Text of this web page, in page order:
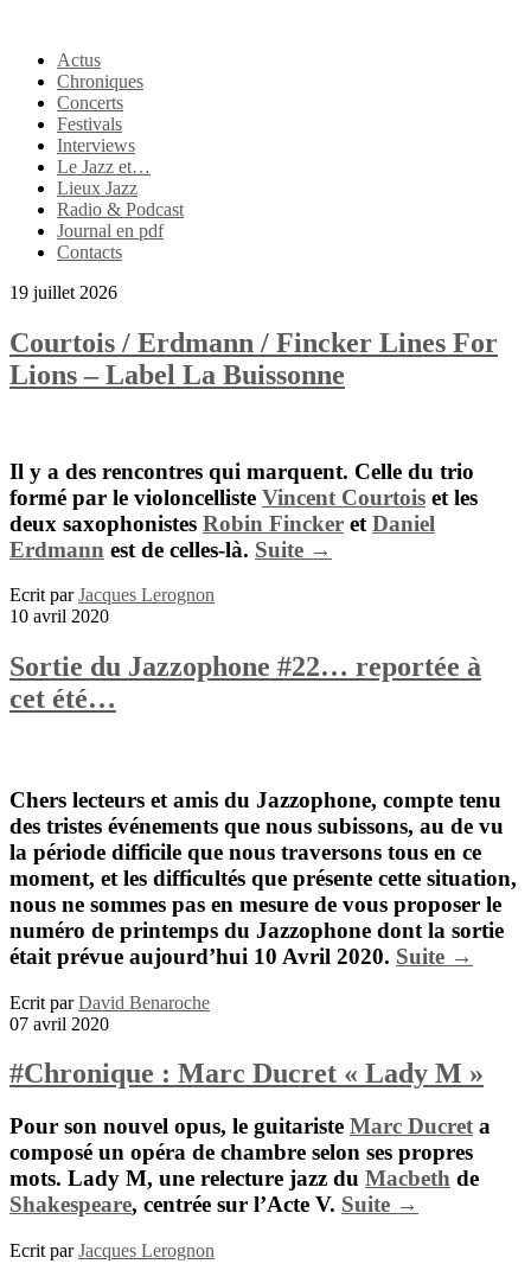
Actus
Chroniques
Concerts
Festivals
Interviews
Le Jazz et…
Lieux Jazz
Radio & Podcast
Journal en pdf
Contacts
19 juillet 2026
Courtois / Erdmann / Fincker Lines For
Lions – Label La Buissonne
Il y a des rencontres qui marquent. Celle du trio
formé par le violoncelliste Vincent Courtois et les
deux saxophonistes Robin Fincker et Daniel
Erdmann est de celles-là. Suite →
Ecrit parJacques Lerognon
10 avril 2020
Sortie du Jazzophone #22… reportée à
cet été…
Chers lecteurs et amis du Jazzophone, compte tenu
des tristes événements que nous subissons, au de vu
la période difficile que nous traversons tous en ce
moment, et les difficultés que présente cette situation,
nous ne sommes pas en mesure de vous proposer le
numéro de printemps du Jazzophone dont la sortie
était prévue aujourd’hui 10 Avril 2020. Suite →
Ecrit parDavid Benaroche
07 avril 2020
#Chronique : Marc Ducret « Lady M »
Pour son nouvel opus, le guitariste Marc Ducret a
composé un opéra de chambre selon ses propres
mots. Lady M, une relecture jazz du Macbeth de
Shakespeare, centrée sur l’Acte V. Suite →
Ecrit parJacques Lerognon